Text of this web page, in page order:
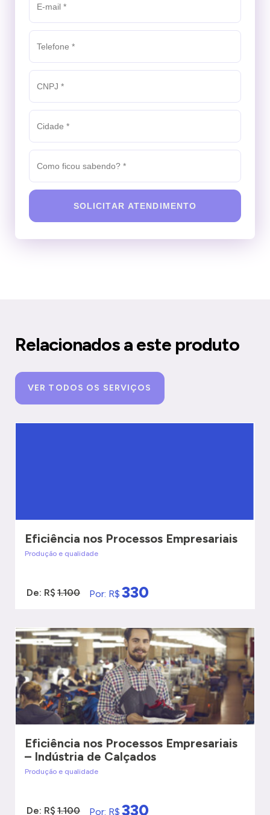
SOLICITAR ATENDIMENTO
Relacionados a este produto
VER TODOS OS SERVIÇOS
Eficiência nos Processos Empresariais
Produção e qualidade
De: R$ 1.100 Por: R$ 330
Eficiência nos Processos Empresariais
– Indústria de Calçados
Produção e qualidade
De: R$ 1.100 Por: R$ 330